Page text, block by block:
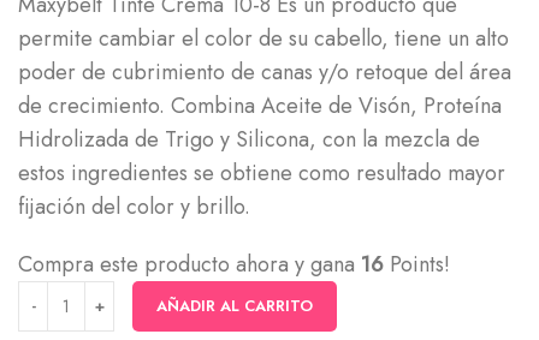
permite cambiar el color de su cabello, tiene un alto
poder de cubrimiento de canas y/o retoque del área
de crecimiento. Combina Aceite de Visón, Proteína
Hidrolizada de Trigo y Silicona, con la mezcla de
estos ingredientes se obtiene como resultado mayor
fijación del color y brillo.
Compra este producto ahora y gana 16 Points!
AÑADIR AL CARRITO